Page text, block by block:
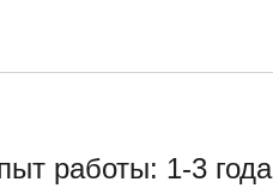
работы: 1-3 года